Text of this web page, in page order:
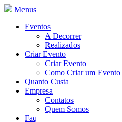
Menus
Eventos
A Decorrer
Realizados
Criar Evento
Criar Evento
Como Criar um Evento
Quanto Custa
Empresa
Contatos
Quem Somos
Faq